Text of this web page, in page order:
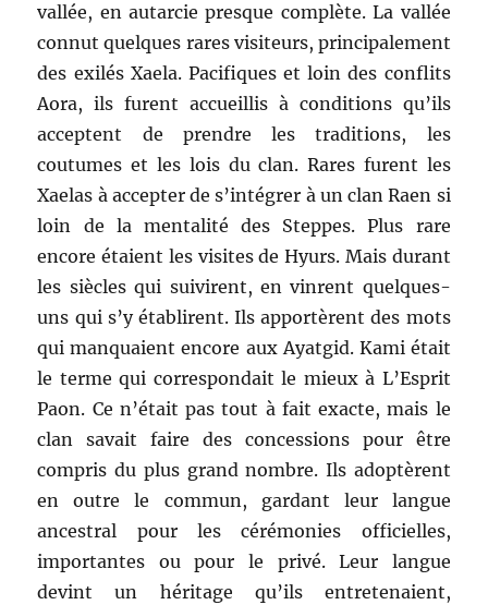
vallée, en autarcie presque complète. La vallée
connut quelques rares visiteurs, principalement
des exilés Xaela. Pacifiques et loin des conflits
Aora, ils furent accueillis à conditions qu’ils
acceptent de prendre les traditions, les
coutumes et les lois du clan. Rares furent les
Xaelas à accepter de s’intégrer à un clan Raen si
loin de la mentalité des Steppes. Plus rare
encore étaient les visites de Hyurs. Mais durant
les siècles qui suivirent, en vinrent quelques-
uns qui s’y établirent. Ils apportèrent des mots
qui manquaient encore aux Ayatgid. Kami était
le terme qui correspondait le mieux à L’Esprit
Paon. Ce n’était pas tout à fait exacte, mais le
clan savait faire des concessions pour être
compris du plus grand nombre. Ils adoptèrent
en outre le commun, gardant leur langue
ancestral pour les cérémonies officielles,
importantes ou pour le privé. Leur langue
devint un héritage qu’ils entretenaient,